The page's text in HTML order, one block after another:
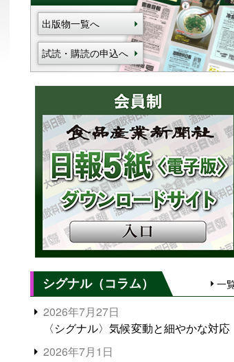
出版物一覧へ
試読・購読の申込へ
シグナル（コラム） 一
2026年7月27日
〈シグナル〉気候変動と細やかな対応
2026年7月1日